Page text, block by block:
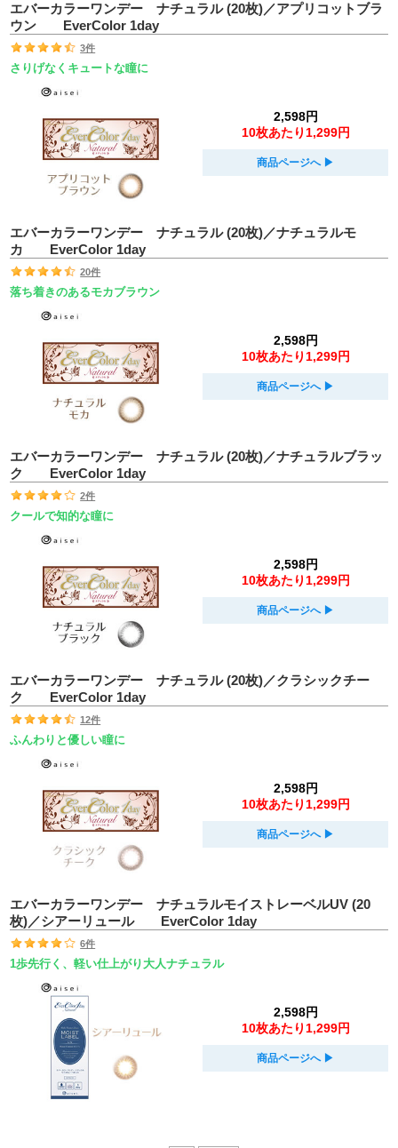
エバーカラーワンデー ナチュラル (20枚)／アプリコットブラ
ウン EverColor 1day
3件
さりげなくキュートな瞳に
2,598円
10枚あたり1,299円
商品ページへ ▶︎
エバーカラーワンデー ナチュラル (20枚)／ナチュラルモ
カ EverColor 1day
20件
落ち着きのあるモカブラウン
2,598円
10枚あたり1,299円
商品ページへ ▶︎
エバーカラーワンデー ナチュラル (20枚)／ナチュラルブラッ
ク EverColor 1day
2件
クールで知的な瞳に
2,598円
10枚あたり1,299円
商品ページへ ▶︎
エバーカラーワンデー ナチュラル (20枚)／クラシックチー
ク EverColor 1day
12件
ふんわりと優しい瞳に
2,598円
10枚あたり1,299円
商品ページへ ▶︎
エバーカラーワンデー ナチュラルモイストレーベルUV (20
枚)／シアーリュール EverColor 1day
6件
1歩先行く、軽い仕上がり大人ナチュラル
2,598円
10枚あたり1,299円
商品ページへ ▶︎